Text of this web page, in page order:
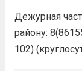
Дежурная
району:
102)